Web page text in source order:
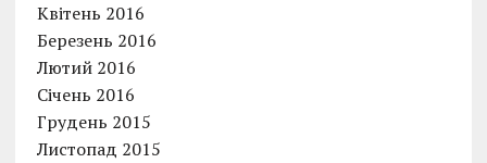
Квітень 2016
Березень 2016
Лютий 2016
Січень 2016
Грудень 2015
Листопад 2015